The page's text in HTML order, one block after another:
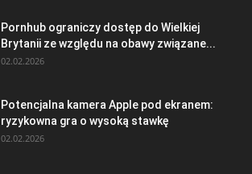
Pornhub ograniczy dostęp do Wielkiej
Brytanii ze względu na obawy związane...
02.02.2026
Potencjalna kamera Apple pod ekranem:
ryzykowna gra o wysoką stawkę
02.02.2026